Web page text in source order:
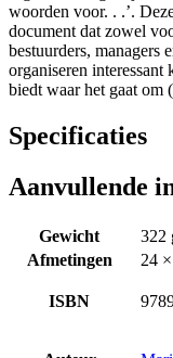
woorden voor. . .’.
document dat zowel
bestuurders, managers
organiseren
biedt waar het gaat om
Specificaties
Aanvullende
Gewicht
322
Afmetingen
24
ISBN